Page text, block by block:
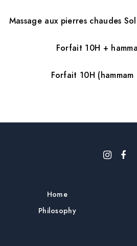
Massage aux pierres chaudes
Forfait 10H +
Forfait 10H (hammam
Home
Philosophy